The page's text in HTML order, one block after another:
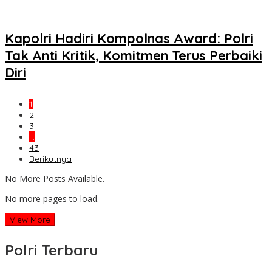
Kapolri Hadiri Kompolnas Award: Polri
Tak Anti Kritik, Komitmen Terus Perbaiki
Diri
1
2
3
…
43
Berikutnya
No More Posts Available.
No more pages to load.
View More
Polri Terbaru